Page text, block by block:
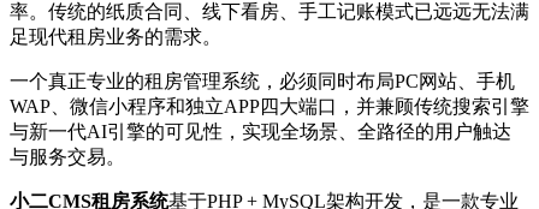
率。传统的纸质合同、线下看房、手工记账模式已远远无法满
足现代租房业务的需求。
一个真正专业的租房管理系统，必须同时布局PC网站、手机
WAP、微信小程序和独立APP四大端口，并兼顾传统搜索引擎
与新一代AI引擎的可见性，实现全场景、全路径的用户触达
与服务交易。
小二CMS租房系统基于PHP + MySQL架构开发，是一款专业